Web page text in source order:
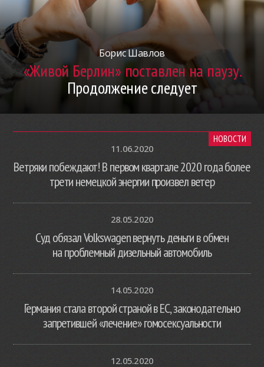
Борис Шавлов
«Живой Берлин» поставлен на паузу.
Продолжение следует
НОВОСТИ
11.06.2020
Ветряки побеждают! В первом квартале 2020 года более
трети немецкой энергии произвел ветер
28.05.2020
Суд обязал Volkswagen вернуть деньги в обмен
на проблемный дизельный автомобиль
14.05.2020
Германия стала второй страной в ЕС, законодательно
запретившей «лечение» гомосексуальности
12.05.2020